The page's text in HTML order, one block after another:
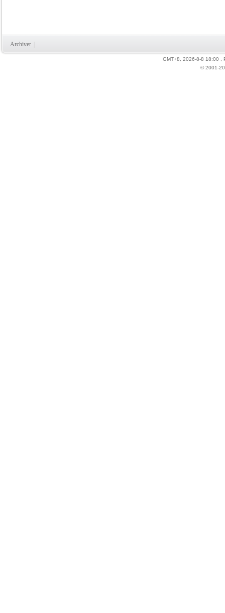
Archiver
GMT+8, 2026-8-8 18:00
© 2001-